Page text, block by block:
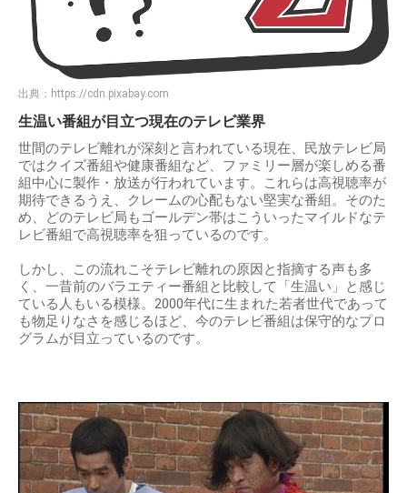
出典： https://cdn.pixabay.com
生温い番組が目立つ現在のテレビ業界
世間のテレビ離れが深刻と言われている現在、民放テレビ局
ではクイズ番組や健康番組など、ファミリー層が楽しめる番
組中心に製作・放送が行われています。これらは高視聴率が
期待できるうえ、クレームの心配もない堅実な番組。そのた
め、どのテレビ局もゴールデン帯はこういったマイルドなテ
レビ番組で高視聴率を狙っているのです。
しかし、この流れこそテレビ離れの原因と指摘する声も多
く、一昔前のバラエティー番組と比較して「生温い」と感じ
ている人もいる模様。2000年代に生まれた若者世代であって
も物足りなさを感じるほど、今のテレビ番組は保守的なプロ
グラムが目立っているのです。